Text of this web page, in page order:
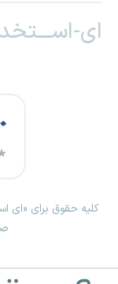
ای-
کلیه حقوق برای «ای